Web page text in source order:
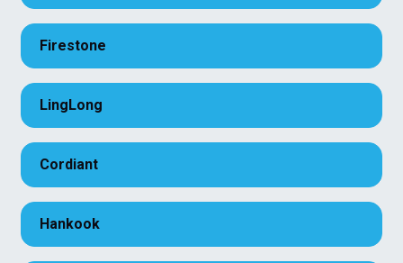
Firestone
LingLong
Cordiant
Hankook